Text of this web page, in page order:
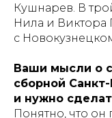
Кушнарев. В
Нила и Виктора
с
Ваши мысли о
сборной
и нужно
Понятно, что